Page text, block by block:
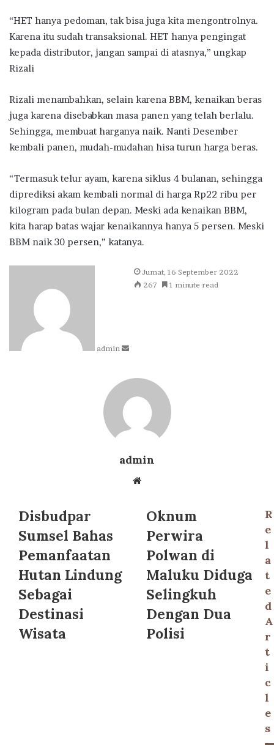
“HET hanya pedoman, tak bisa juga kita mengontrolnya.
Karena itu sudah transaksional. HET hanya pengingat
kepada distributor, jangan sampai di atasnya,” ungkap
Rizali
Rizali menambahkan, selain karena BBM, kenaikan beras
juga karena disebabkan masa panen yang telah berlalu.
Sehingga, membuat harganya naik. Nanti Desember
kembali panen, mudah-mudahan hisa turun harga beras.
“Termasuk telur ayam, karena siklus 4 bulanan, sehingga
diprediksi akam kembali normal di harga Rp22 ribu per
kilogram pada bulan depan. Meski ada kenaikan BBM,
kita harap batas wajar kenaikannya hanya 5 persen. Meski
BBM naik 30 persen,” katanya.
admin
Send
an
Jumat, 16 September 2022
267
1 minute read
admin
Website
Disbudpar
Sumsel Bahas
Pemanfaatan
Hutan Lindung
Sebagai
Destinasi
Wisata
Oknum
Perwira
Polwan di
Maluku Diduga
Selingkuh
Dengan Dua
Polisi
R
e
l
a
t
e
d
A
r
t
i
c
l
e
s